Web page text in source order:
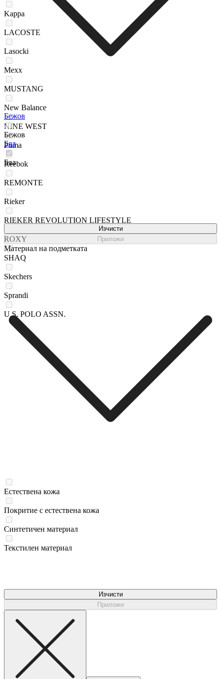
Kappa
LACOSTE
Lasocki
Mexx
MUSTANG
New Balance
NINE WEST
Puma
Reebok
REMONTE
Rieker
RIEKER REVOLUTION LIFESTYLE
ROXY
SHAQ
Skechers
Sprandi
U.S. POLO ASSN.
Бежов
Бежов
Бял
Бял
Изчисти
Приложи
Материал на подметката
Естествена кожа
Покритие с естествена кожа
Синтетичен материал
Текстилен материал
Изчисти
Приложи